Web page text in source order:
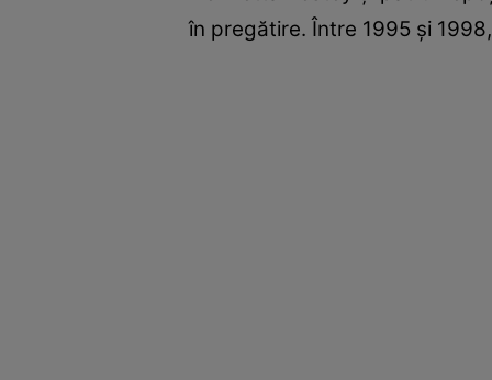
în pregătire. Între 1995 și